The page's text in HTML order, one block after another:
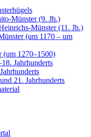
Münster (9. Jh.)
Münster (11. Jh.)
(um 1170 – um
(um 1270–1500)
Jahrhunderts
21. Jahrhunderts